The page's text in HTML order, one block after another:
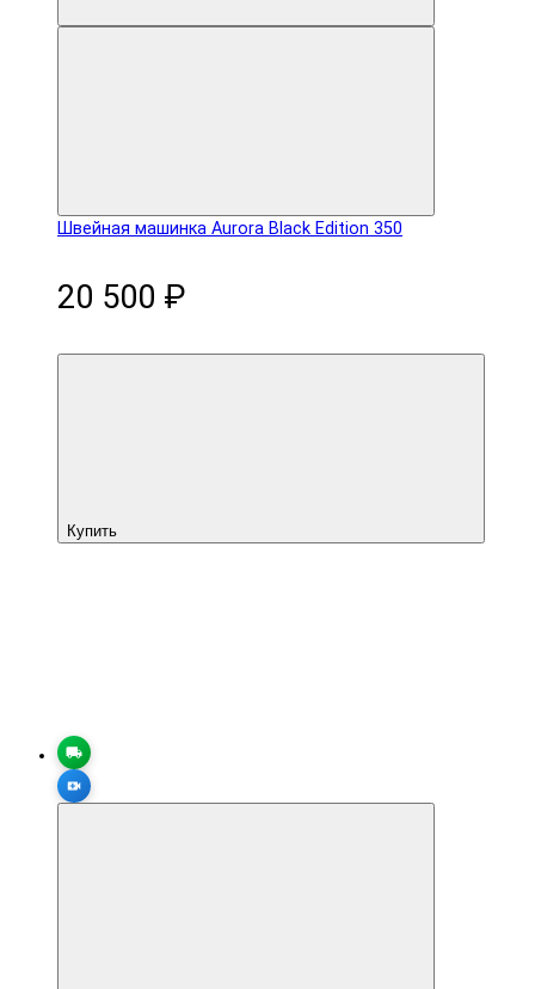
Швейная машинка Aurora Black Edition 350
20 500 ₽
Купить